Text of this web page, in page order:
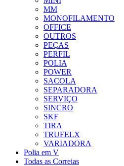
MM
MONOFILAMENTO
OFFICE
OUTROS
PEÇAS
PERFIL
POLIA
POWER
SACOLA
SEPARADORA
SERVIÇO
SINCRO
SKF
TIRA
TRUFELX
VARIADORA
Polia em V
Todas as Correias